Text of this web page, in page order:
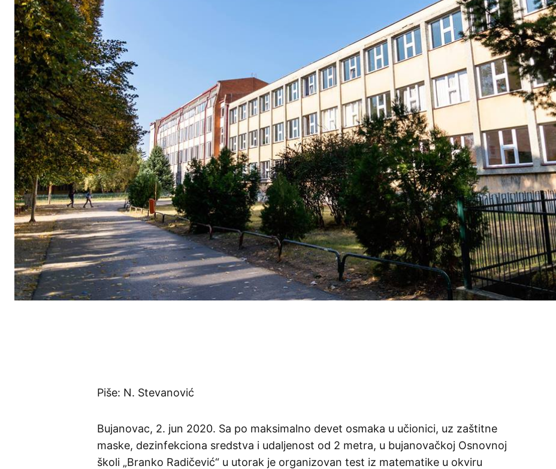
Piše: N. Stevanović
Bujanovac, 2. jun 2020. Sa po maksimalno devet osmaka u učionici, uz zaštitne
maske, dezinfekciona sredstva i udaljenost od 2 metra, u bujanovačkoj Osnovnoj
školi „Branko Radičević“ u utorak je organizovan test iz matematike u okviru